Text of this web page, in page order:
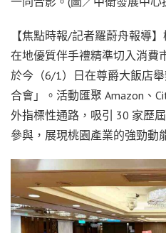
【焦點時報/記者羅蔚舟報導
在地優質伴手禮精準切入消費
於今（6/1）日在尊爵大飯店
合會」。活動匯聚 Amazon、
外指標性通路，吸引 30 家歷
參與，展現桃園產業的強勁動